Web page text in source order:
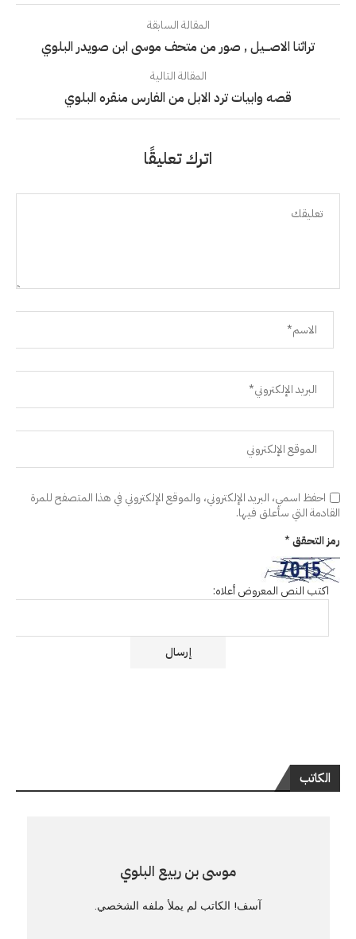
المقالة السابقة
تراثنا الاصـــيل , صور من متحف موسى ابن صويدر البلوي
المقالة التالية
قصه وابيات ترد الابل من الفارس منقره البلوي
اترك تعليقًا
احفظ اسمي، البريد الإلكتروني، والموقع الإلكتروني في هذا المتصفح للمرة
القادمة التي سأعلق فيها.
رمز التحقق*
اكتب النص المعروض أعلاه:
الكاتب
موسى بن ربيع البلوي
آسف! الكاتب لم يملأ ملفه الشخصي.